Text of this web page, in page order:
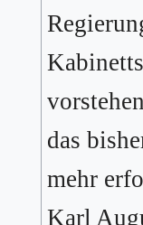
das
mehr
Karl